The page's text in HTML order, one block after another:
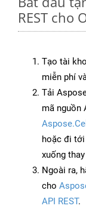
REST cho
Tạo tài
miễn phí
Tải
mã nguồn
hoặc đi tới
xuống
Ngoài ra,
cho
API REST.